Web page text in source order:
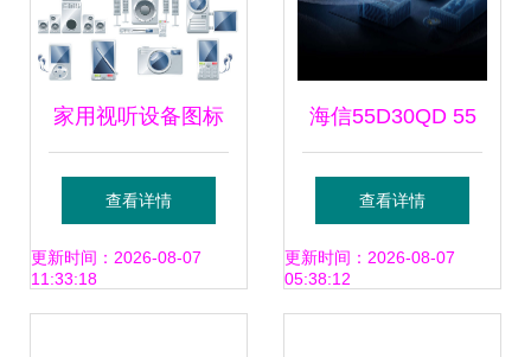
家用视听设备图标
为百图汇素材网定
制的设计参考
查看详情
更新时间：2026-08-07
11:33:18
海信55D30QD 55
英寸电视评测
144Hz高刷下的家
查看详情
更新时间：2026-08-07
05:38:12